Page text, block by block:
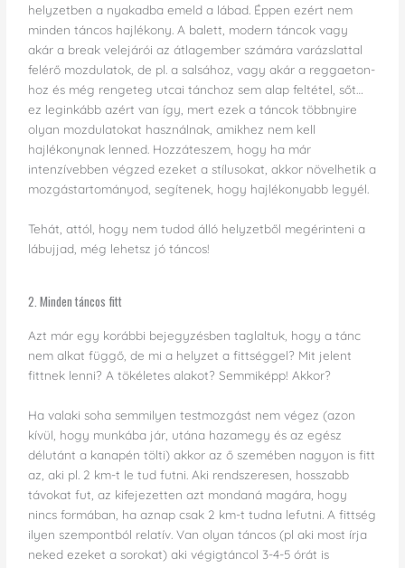
helyzetben a nyakadba emeld a lábad. Éppen ezért nem
minden táncos hajlékony. A balett, modern táncok vagy
akár a break velejárói az átlagember számára varázslattal
felérő mozdulatok, de pl. a salsához, vagy akár a reggaeton-
hoz és még rengeteg utcai tánchoz sem alap feltétel, sőt…
ez leginkább azért van így, mert ezek a táncok többnyire
olyan mozdulatokat használnak, amikhez nem kell
hajlékonynak lenned. Hozzáteszem, hogy ha már
intenzívebben végzed ezeket a stílusokat, akkor növelhetik a
mozgástartományod, segítenek, hogy hajlékonyabb legyél.
Tehát, attól, hogy nem tudod álló helyzetből megérinteni a
lábujjad, még lehetsz jó táncos!
2. Minden táncos fitt
Azt már egy korábbi bejegyzésben taglaltuk, hogy a tánc
nem alkat függő, de mi a helyzet a fittséggel? Mit jelent
fittnek lenni? A tökéletes alakot? Semmiképp! Akkor?
Ha valaki soha semmilyen testmozgást nem végez (azon
kívül, hogy munkába jár, utána hazamegy és az egész
délutánt a kanapén tölti) akkor az ő szemében nagyon is fitt
az, aki pl. 2 km-t le tud futni. Aki rendszeresen, hosszabb
távokat fut, az kifejezetten azt mondaná magára, hogy
nincs formában, ha aznap csak 2 km-t tudna lefutni. A fittség
ilyen szempontból relatív. Van olyan táncos (pl aki most írja
neked ezeket a sorokat) aki végigtáncol 3-4-5 órát is